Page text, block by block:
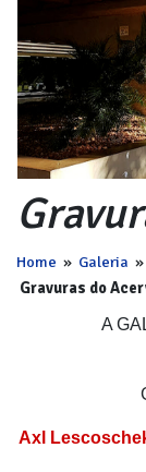
Home » Galeria »
Gravuras do
A
Axl